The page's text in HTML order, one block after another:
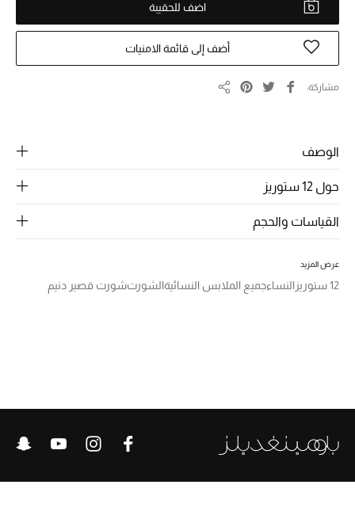
النساء
الحقائب النسائية
أحذية النسائية
الجمال
الأطفال
النساء
عرض جميع المنتجات
اضف للحقيبة
أضف إلى قائمة الامنيات
مشاركة
الوصف
حول 12 ستوريز
القياسات والحجم
عرض المزيد
12 ستوريز النساءجميع الملابس النسائيةالشورتشورت قصير دنيم